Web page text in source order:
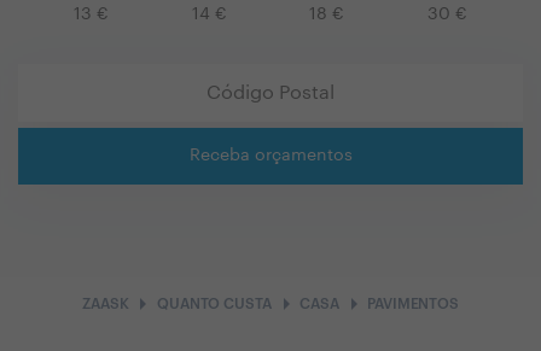
13 € 14 € 18 € 30 €
Receba orçamentos
ZAASK arrow_right QUANTO CUSTAarrow_right CASAarrow_right PAVIMENTOS